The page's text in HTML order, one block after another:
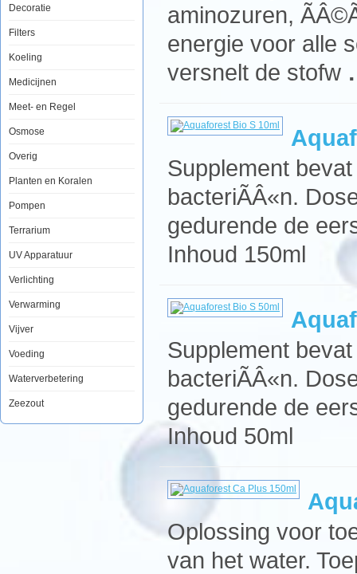
Decoratie
Filters
Koeling
Medicijnen
Meet- en Regel
Osmose
Overig
Planten en Koralen
Pompen
Terrarium
UV Apparatuur
Verlichting
Verwarming
Vijver
Voeding
Waterverbetering
Zeezout
aminozuren,
energie voor alle
versnelt de stofw
Supplement
bacteriÃÂ«n.
gedurende de
Inhoud 150ml
Supplement
bacteriÃÂ«n.
gedurende de
Inhoud 50ml
Oplossing voor
van het water.